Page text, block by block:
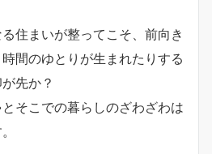
住まいが整ってこそ、前向き
間のゆとりが生まれたりする
先か？
そこでの暮らしのざわざわは